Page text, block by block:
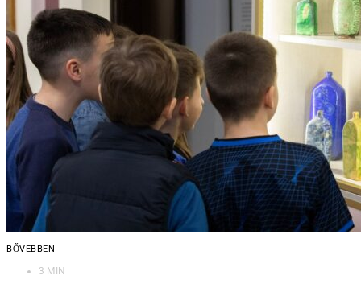
BŐVEBBEN
3 MIN